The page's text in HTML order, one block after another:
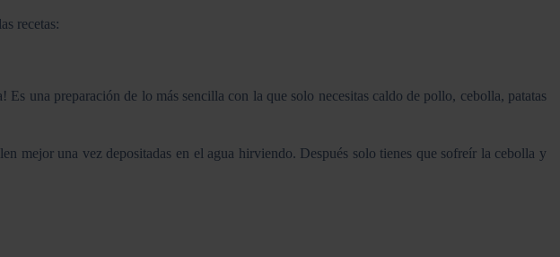
recetas:
una preparación de lo más sencilla con la que solo necesitas caldo de pollo, cebolla, patatas
mejor una vez depositadas en el agua hirviendo. Después solo tienes que sofreír la cebolla y